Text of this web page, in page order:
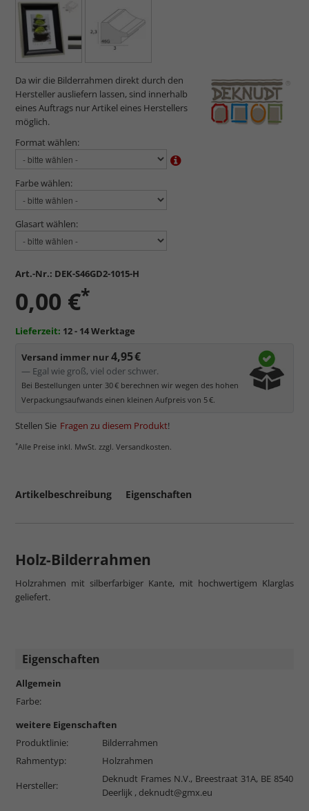
Da wir die Bilderrahmen direkt durch den
Hersteller ausliefern lassen, sind innerhalb
eines Auftrags nur Artikel eines Herstellers
möglich.
Format wählen:
Farbe wählen:
Glasart wählen:
Art.-Nr.: DEK-S46GD2-1015-H
0,00 €*
Lieferzeit: 12 - 14 Werktage
Versand immer nur4,95 €
— Egal wie groß, viel oder schwer.
Bei Bestellungen unter 30 € berechnen wir wegen des hohen
Verpackungsaufwands einen kleinen Aufpreis von 5 €.
Stellen Sie Fragen zu diesem Produkt!
*Alle Preise inkl. MwSt. zzgl. Versandkosten.
Artikelbeschreibung Eigenschaften
Holz-Bilderrahmen
Holzrahmen mit silberfarbiger Kante, mit hochwertigem Klarglas
geliefert.
Eigenschaften
Allgemein
Farbe:
weitere Eigenschaften
Produktlinie:
Bilderrahmen
Rahmentyp:
Holzrahmen
Hersteller:
Deknudt Frames N.V., Breestraat 31A, BE 8540
Deerlijk , deknudt@gmx.eu